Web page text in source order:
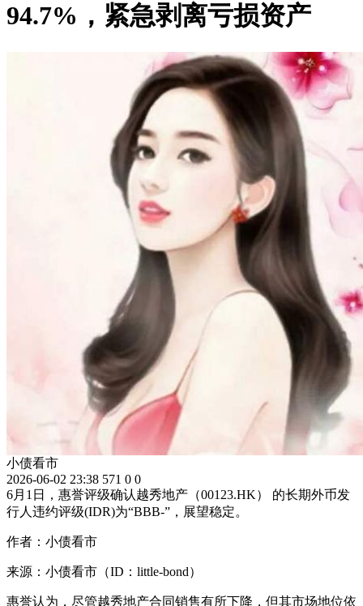
94.7%，紧急剥离亏损资产
小债看市
2026-06-02 23:38 571 0 0
6月1日，惠誉评级确认越秀地产（00123.HK） 的长期外币发
行人违约评级(IDR)为“BBB-”，展望稳定。
作者：小债看市
来源：小债看市（ID：little-bond）
惠誉认为，尽管越秀地产合同销售有所下降，但其市场地位依